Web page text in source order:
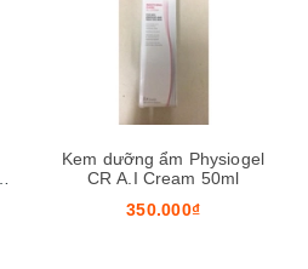
Kem dưỡng ẩm Physiogel
CR A.I Cream 50ml
350.000₫